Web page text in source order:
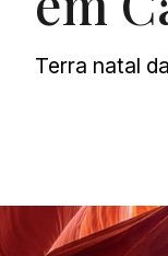
Terra natal